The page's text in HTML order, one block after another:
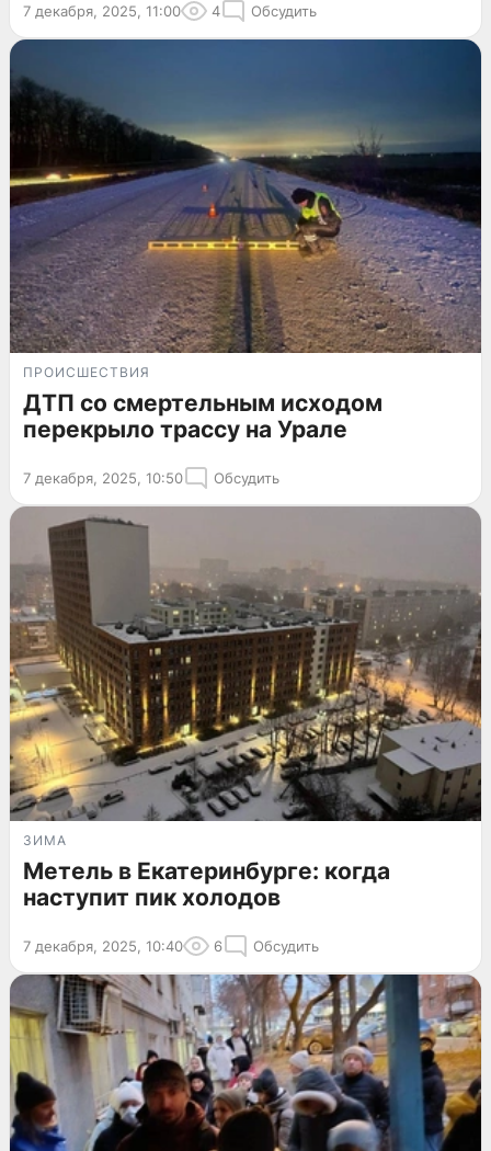
7 декабря, 2025, 11:00 4 Обсудить
ПРОИСШЕСТВИЯ
ДТП со смертельным исходом
перекрыло трассу на Урале
7 декабря, 2025, 10:50 Обсудить
ЗИМА
Метель в Екатеринбурге: когда
наступит пик холодов
7 декабря, 2025, 10:40 6 Обсудить